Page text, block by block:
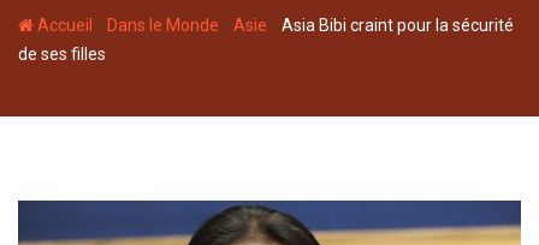
Accueil - Dans le Monde -Asie -Asia Bibi craint pour la sécurité
de ses filles